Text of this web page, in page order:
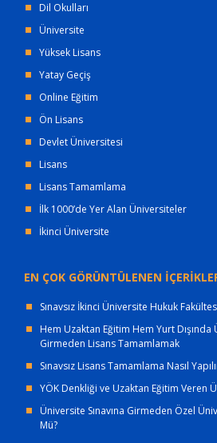
Dil Okulları
Üniversite
Yüksek Lisans
Yatay Geçiş
Online Eğitim
Ön Lisans
Devlet Üniversitesi
Lisans
Lisans Tamamlama
İlk 1000’de Yer Alan Üniversiteler
İkinci Üniversite
EN ÇOK GÖRÜNTÜLENEN
Sınavsız İkinci Üniversite Hukuk
Hem Uzaktan Eğitim Hem Yurt
Girmeden Lisans Tamamlamak
Sınavsız Lisans Tamamlama Nasıl
YÖK Denkliği ve Uzaktan Eğitim Veren
Üniversite Sınavına Girmeden Özel
Mü?